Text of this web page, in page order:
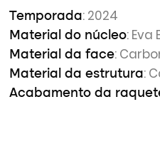
Temporada: 2024
Material do núcleo: Eva
Material da face:
Material da estrutura:
Acabamento da